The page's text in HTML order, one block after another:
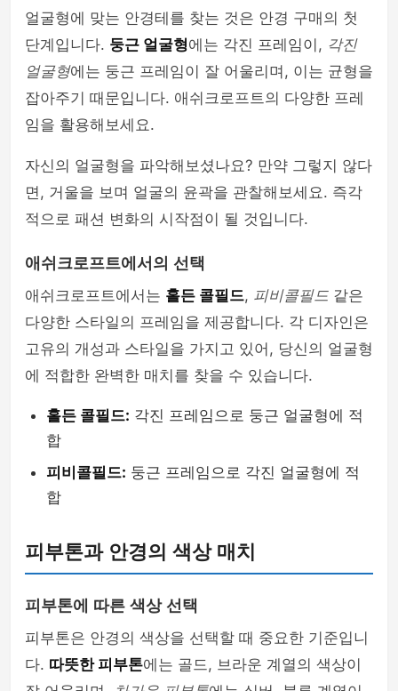
얼굴형에 맞는 안경테를 찾는 것은 안경 구매의 첫
단계입니다. 둥근 얼굴형에는 각진 프레임이, 각진
얼굴형에는 둥근 프레임이 잘 어울리며, 이는 균형을
잡아주기 때문입니다. 애쉬크로프트의 다양한 프레
임을 활용해보세요.
자신의 얼굴형을 파악해보셨나요? 만약 그렇지 않다
면, 거울을 보며 얼굴의 윤곽을 관찰해보세요. 즉각
적으로 패션 변화의 시작점이 될 것입니다.
애쉬크로프트에서의 선택
애쉬크로프트에서는 홀든 콜필드, 피비콜필드 같은
다양한 스타일의 프레임을 제공합니다. 각 디자인은
고유의 개성과 스타일을 가지고 있어, 당신의 얼굴형
에 적합한 완벽한 매치를 찾을 수 있습니다.
홀든 콜필드: 각진 프레임으로 둥근 얼굴형에 적
합
피비콜필드: 둥근 프레임으로 각진 얼굴형에 적
합
피부톤과 안경의 색상 매치
피부톤에 따른 색상 선택
피부톤은 안경의 색상을 선택할 때 중요한 기준입니
다. 따뜻한 피부톤에는 골드, 브라운 계열의 색상이